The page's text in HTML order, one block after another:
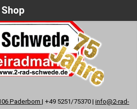
Paderborn | +49 5251/75370 | info@2-rad-